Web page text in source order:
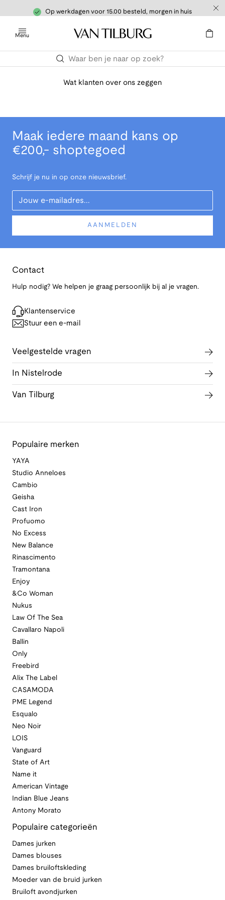
Op werkdagen voor 15.00 besteld, morgen in huis
Menu
Wat klanten over ons zeggen
Maak iedere maand kans op
€200,- shoptegoed
Schrijf je nu in op onze nieuwsbrief.
Your Email
AANMELDEN
Contact
Hulp nodig? We helpen je graag persoonlijk bij al je vragen.
Klantenservice
Stuur een e-mail
Veelgestelde vragen
In Nistelrode
Van Tilburg
Populaire merken
YAYA
Studio Anneloes
Cambio
Geisha
Cast Iron
Profuomo
No Excess
New Balance
Rinascimento
Tramontana
Enjoy
&Co Woman
Nukus
Law Of The Sea
Cavallaro Napoli
Ballin
Only
Freebird
Alix The Label
CASAMODA
PME Legend
Esqualo
Neo Noir
LOIS
Vanguard
State of Art
Name it
American Vintage
Indian Blue Jeans
Antony Morato
Populaire categorieën
Dames jurken
Dames blouses
Dames bruiloftskleding
Moeder van de bruid jurken
Bruiloft avondjurken